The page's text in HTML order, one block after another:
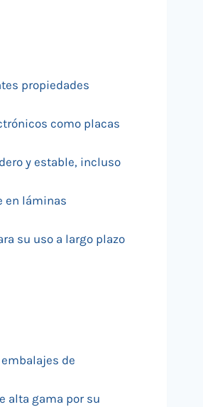
propiedades
como placas
y estable, incluso
en láminas
su uso a largo plazo
de
alta gama por su